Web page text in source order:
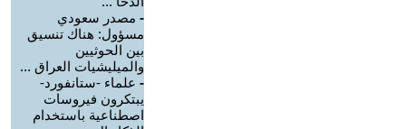
- مصدر سعودي
مسؤول: هناك تنسيق
بين الحوثيين
والميليشيات العراق ...
- علماء -ستانفورد-
يبتكرون فيروسات
اصطناعية باستخدام